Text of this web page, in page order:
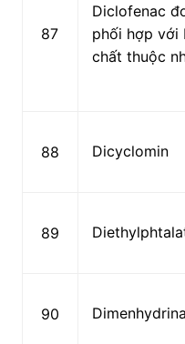
87
Diclofenac
phối hợp với
chất thuộc
88 Dicyclomin
89
90